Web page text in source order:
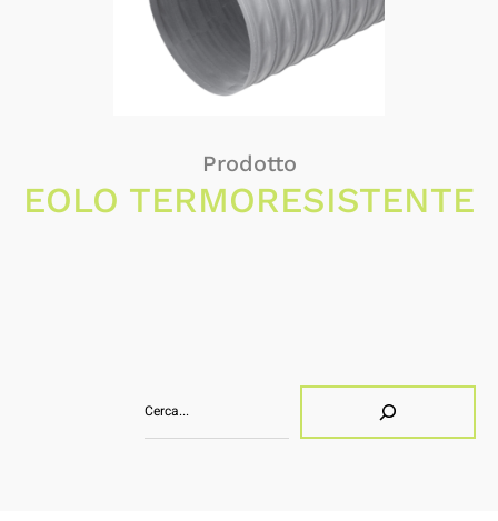
Prodotto
EOLO TERMORESISTENTE